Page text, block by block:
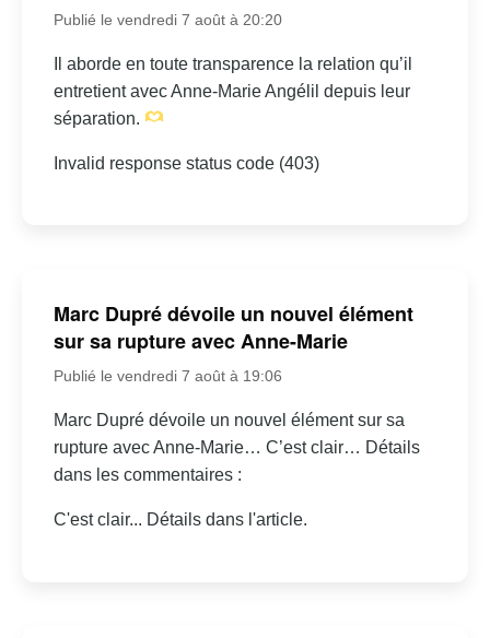
Publié le vendredi 7 août à 20:20
Il aborde en toute transparence la relation qu’il
entretient avec Anne-Marie Angélil depuis leur
séparation.
Invalid response status code (403)
Marc Dupré dévoile un nouvel élément
sur sa rupture avec Anne-Marie
Publié le vendredi 7 août à 19:06
Marc Dupré dévoile un nouvel élément sur sa
rupture avec Anne-Marie… C’est clair… Détails
dans les commentaires :
C'est clair... Détails dans l'article.